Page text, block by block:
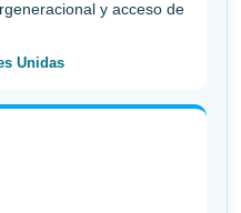
y acceso de
Unidas